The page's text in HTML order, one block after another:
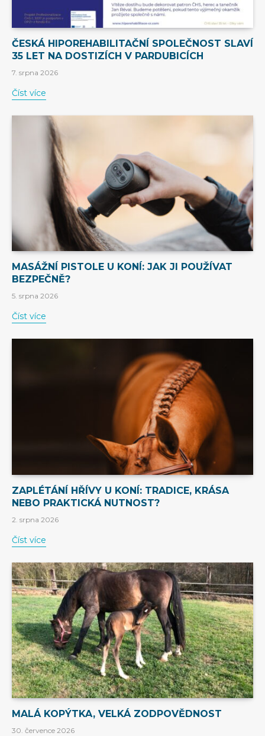
ČESKÁ HIPOREHABILITAČNÍ SPOLEČNOST SLAVÍ
35 LET NA DOSTIZÍCH V PARDUBICÍCH
7. srpna 2026
Číst více
MASÁŽNÍ PISTOLE U KONÍ: JAK JI POUŽÍVAT
BEZPEČNĚ?
5. srpna 2026
Číst více
ZAPLÉTÁNÍ HŘÍVY U KONÍ: TRADICE, KRÁSA
NEBO PRAKTICKÁ NUTNOST?
2. srpna 2026
Číst více
MALÁ KOPÝTKA, VELKÁ ZODPOVĚDNOST
30. července 2026